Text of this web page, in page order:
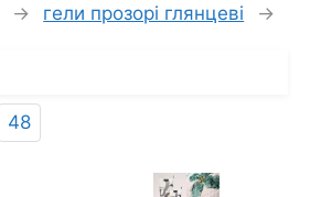
→ гели прозорі глянцеві
→
48